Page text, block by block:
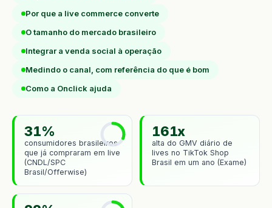
Por que a live commerce converte
O tamanho do mercado brasileiro
Integrar a venda social à operação
Medindo o canal, com referência do que é bom
Como a Onclick ajuda
31%
consumidores brasileiros
que já compraram em live
(CNDL/SPC
Brasil/Offerwise)
161x
alta do GMV diário de
lives no TikTok Shop
Brasil em um ano (Exame)